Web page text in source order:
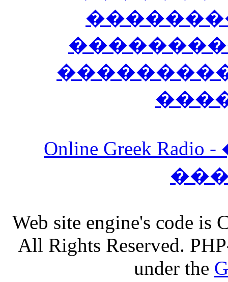
Online Greek
Web site engine's code
All Rights Reserved.
under the